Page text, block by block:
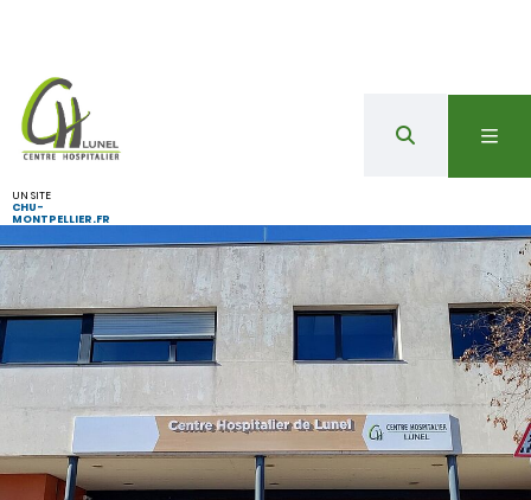
UN SITE
CHU-
MONTPELLIER.FR